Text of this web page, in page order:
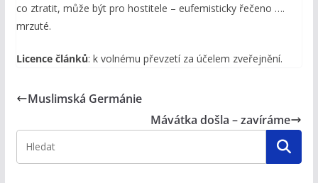
co ztratit, může být pro hostitele – eufemisticky řečeno ….
mrzuté.
Licence článků: k volnému převzetí za účelem zveřejnění.
Muslimská Germánie
Mávátka došla – zavíráme